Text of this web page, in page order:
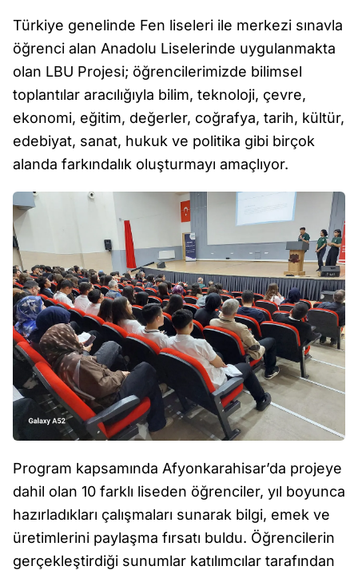
Türkiye genelinde Fen liseleri ile merkezi sınavla
öğrenci alan Anadolu Liselerinde uygulanmakta
olan LBU Projesi; öğrencilerimizde bilimsel
toplantılar aracılığıyla bilim, teknoloji, çevre,
ekonomi, eğitim, değerler, coğrafya, tarih, kültür,
edebiyat, sanat, hukuk ve politika gibi birçok
alanda farkındalık oluşturmayı amaçlıyor.
Program kapsamında Afyonkarahisar’da projeye
dahil olan 10 farklı liseden öğrenciler, yıl boyunca
hazırladıkları çalışmaları sunarak bilgi, emek ve
üretimlerini paylaşma fırsatı buldu. Öğrencilerin
gerçekleştirdiği sunumlar katılımcılar tarafından